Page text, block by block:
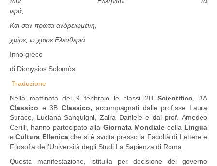
ιερά,
Και σαν πρώτα ανδρειωμένη,
χαίρε, ω χαίρε Ελευθεριά
Inno greco
di Dionysios Solomòs
Traduzione
Nella mattinata del 9 febbraio le classi 2B Scientifico, 3A
Classico e 3BClassico, accompagnati dalle prof.sse Laura
Surace, Luciana Sanguigni, Zaira Daniele e dal prof. Amedeo
Cerilli, hanno partecipato alla Giornata Mondialedella Lingua
eCultura Ellenicache si è svolta presso la Facoltà di Lettere e
Filosofia dell’Università degli Studi La Sapienza di Roma.
Questa manifestazione, istituita per decisione del governo